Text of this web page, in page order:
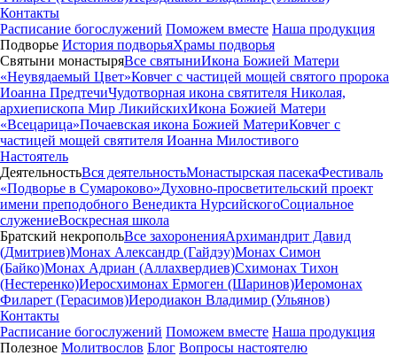
Контакты
Расписание богослужений Поможем вместе Наша продукция
Подворье История подворьяХрамы подворья
Святыни монастыряВсе святыниИкона Божией Матери
«Неувядаемый Цвет»Ковчег с частицей мощей святого пророка
Иоанна ПредтечиЧудотворная икона святителя Николая,
архиепископа Мир ЛикийскихИкона Божией Матери
«Всецарица»Почаевская икона Божией МатериКовчег с
частицей мощей святителя Иоанна Милостивого
Настоятель
ДеятельностьВся деятельностьМонастырская пасекаФестиваль
«Подворье в Сумароково»Духовно-просветительский проект
имени преподобного Венедикта НурсийскогоСоциальное
служениеВоскресная школа
Братский некропольВсе захороненияАрхимандрит Давид
(Дмитриев)Монах Александр (Гайдэу)Монах Симон
(Байко)Монах Адриан (Аллахвердиев)Схимонах Тихон
(Нестеренко)Иеросхимонах Ермоген (Шаринов)Иеромонах
Филарет (Герасимов)Иеродиакон Владимир (Ульянов)
Контакты
Расписание богослужений Поможем вместе Наша продукция
Полезное Молитвослов Блог Вопросы настоятелю